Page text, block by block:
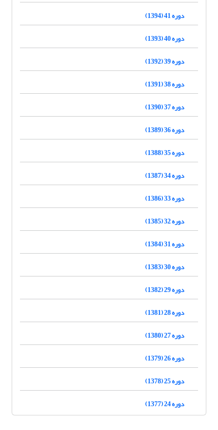
دوره 41 (1394)
دوره 40 (1393)
دوره 39 (1392)
دوره 38 (1391)
دوره 37 (1390)
دوره 36 (1389)
دوره 35 (1388)
دوره 34 (1387)
دوره 33 (1386)
دوره 32 (1385)
دوره 31 (1384)
دوره 30 (1383)
دوره 29 (1382)
دوره 28 (1381)
دوره 27 (1380)
دوره 26 (1379)
دوره 25 (1378)
دوره 24 (1377)